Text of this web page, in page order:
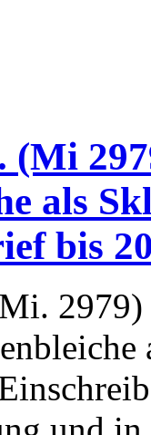
(Mi
als
bis
2979)